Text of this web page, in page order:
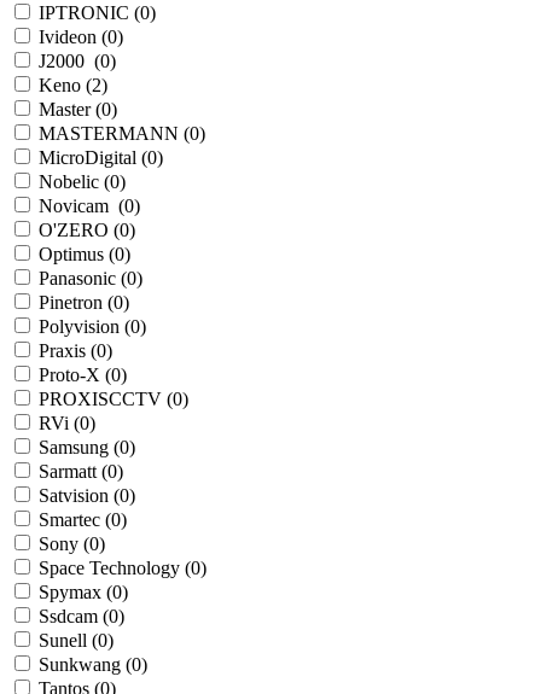
IPTRONIC (0)
Ivideon (0)
J2000 (0)
Keno (2)
Master (0)
MASTERMANN (0)
MicroDigital (0)
Nobelic (0)
Novicam (0)
O'ZERO (0)
Optimus (0)
Panasonic (0)
Pinetron (0)
Polyvision (0)
Praxis (0)
Proto-X (0)
PROXISCCTV (0)
RVi (0)
Samsung (0)
Sarmatt (0)
Satvision (0)
Smartec (0)
Sony (0)
Space Technology (0)
Spymax (0)
Ssdcam (0)
Sunell (0)
Sunkwang (0)
Tantos (0)